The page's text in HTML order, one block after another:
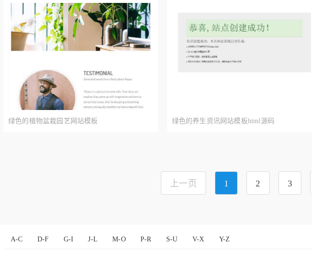
绿色的植物盆栽园艺网站模板 绿色的养生资讯网站模板html源码
上一页 1 2 3
A-C D-F G-I J-L M-O P-R S-U V-X Y-Z